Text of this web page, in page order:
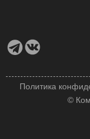
©
Политика